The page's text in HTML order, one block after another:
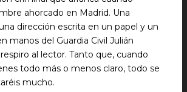
ahorcado en Madrid. Una
dirección escrita en un papel y un
manos del Guardia Civil Julián
al lector. Tanto que, cuando
todo más o menos claro, todo se
mucho.